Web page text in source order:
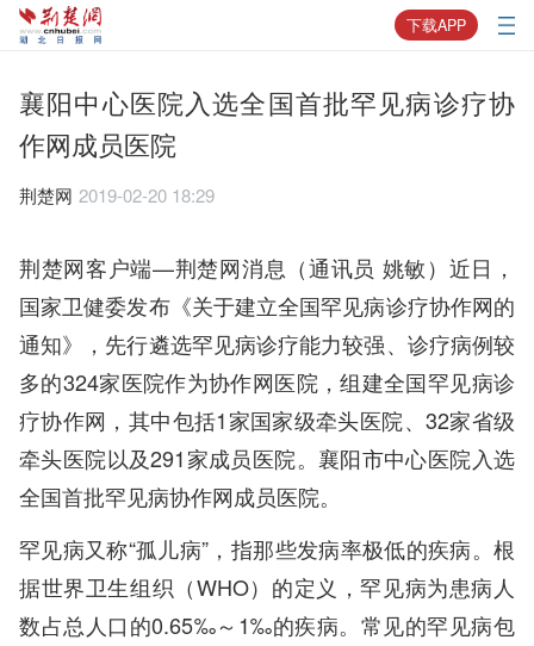
下载APP
襄阳中心医院入选全国首批罕见病诊疗协
作网成员医院
荆楚网 2019-02-20 18:29
荆楚网客户端—荆楚网消息（通讯员 姚敏）近日，
国家卫健委发布《关于建立全国罕见病诊疗协作网的
通知》，先行遴选罕见病诊疗能力较强、诊疗病例较
多的324家医院作为协作网医院，组建全国罕见病诊
疗协作网，其中包括1家国家级牵头医院、32家省级
牵头医院以及291家成员医院。襄阳市中心医院入选
全国首批罕见病协作网成员医院。
罕见病又称“孤儿病”，指那些发病率极低的疾病。根
据世界卫生组织（WHO）的定义，罕见病为患病人
数占总人口的0.65‰～1‰的疾病。常见的罕见病包